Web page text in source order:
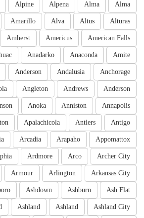
Alma
Alma
Alpena
Alpine
Alturas
Altus
Alva
Amarillo
American Falls
Americus
Amherst
Amite
Anaconda
Anadarko
Anchorage
Andalusia
Anderson
Anderson
Andrews
Angleton
Annapolis
Anniston
Anoka
Antigo
Antlers
Apalachicola
Appomattox
Arapaho
Arcadia
Archer City
Arco
Ardmore
Arkansas City
Arlington
Armour
Ash Flat
Ashburn
Ashdown
Ashland City
Ashland
Ashland